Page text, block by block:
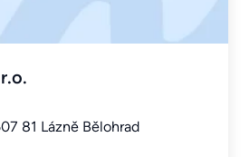
81 Lázně Bělohrad